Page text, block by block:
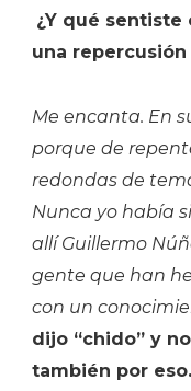
¿Y qué
una repercusión
Me encanta. En
porque de
redondas de
Nunca yo había
allí Guillermo
gente que han
con un
dijo “chido” y
también por